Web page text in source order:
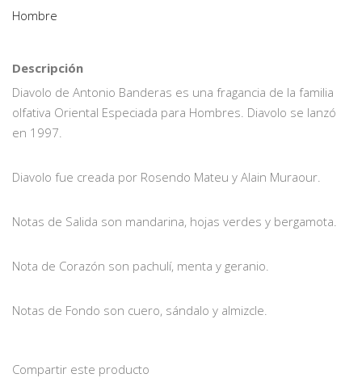
Hombre
Descripción
Diavolo de Antonio Banderas es una fragancia de la familia
olfativa Oriental Especiada para Hombres. Diavolo se lanzó
en 1997.
Diavolo fue creada por Rosendo Mateu y Alain Muraour.
Notas de Salida son mandarina, hojas verdes y bergamota.
Nota de Corazón son pachulí, menta y geranio.
Notas de Fondo son cuero, sándalo y almizcle.
Compartir este producto